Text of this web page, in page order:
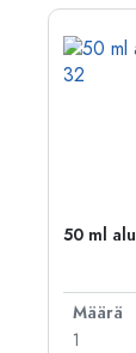
50 ml
Määrä
1